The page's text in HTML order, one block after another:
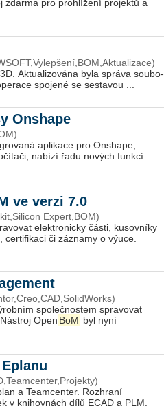
zdarma pro prohlížení projektů a
Aktualizována byla správa sou­bo­
spo­je­né se sestavou ...
Onshape
aplikace pro Onshape,
nabízí řadu nových funkcí.
ve verzi 7.0
Expert,BOM)
elektronicky části, kusovníky
či záznamy o výuce.
společnostem spravovat
Open BoM byl nyní
a Teamcenter. Rozhraní
v knihovnách dílů ECAD a PLM.